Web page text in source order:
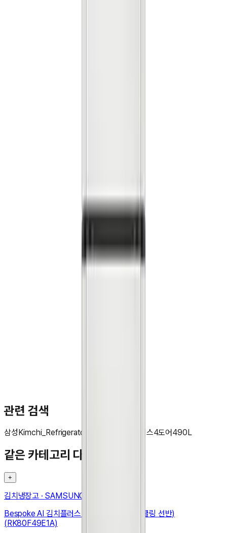
관련 검색
삼성 Kimchi_Refrigerator 김치플러스4도어 490L
같은 카테고리 다른 기기
+
김치냉장고 · SAMSUNG
Bespoke AI 김치플러스 4도어 490L (메탈쿨링 선반)
(RK80F49E1A)